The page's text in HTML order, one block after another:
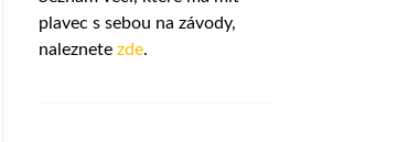
plavec s sebou na závody,
naleznete zde.